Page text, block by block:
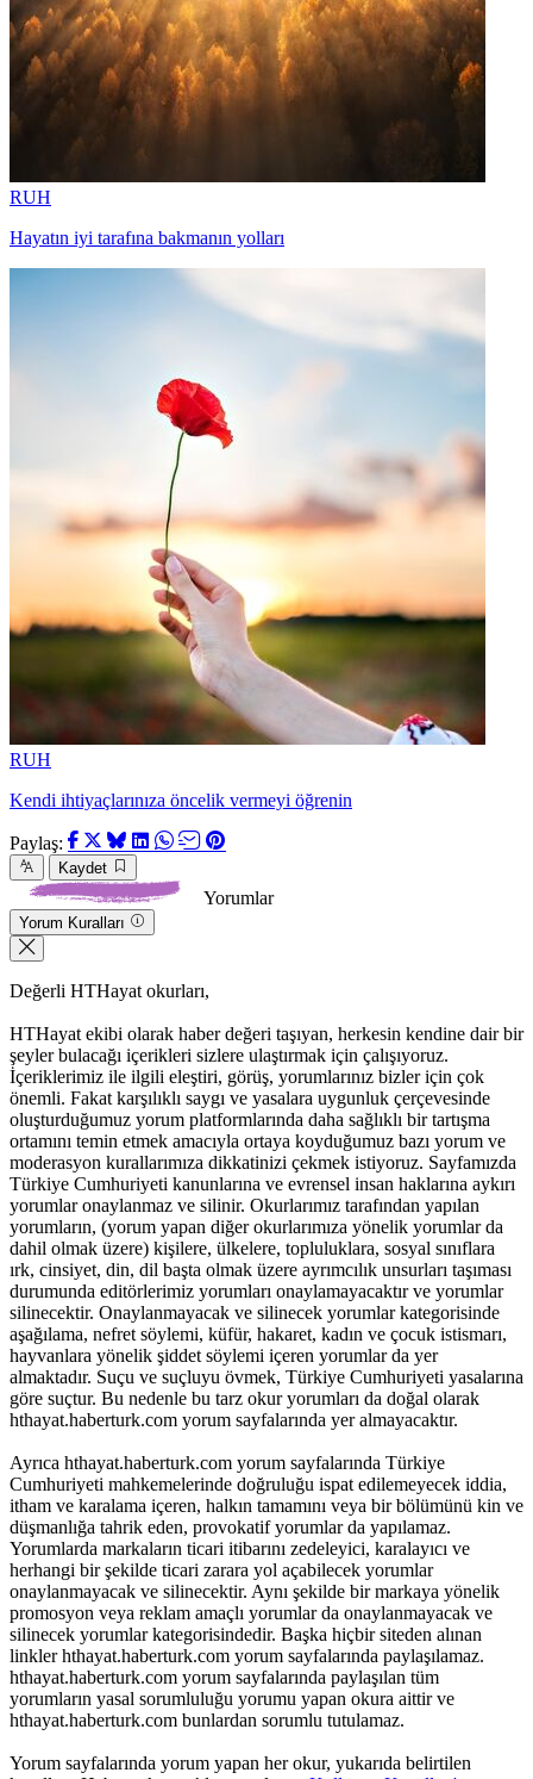
RUH
Hayatın iyi tarafına bakmanın yolları
RUH
Kendi ihtiyaçlarınıza öncelik vermeyi öğrenin
Paylaş:
Kaydet
Yorumlar
Yorum Kuralları
Değerli HTHayat okurları,
HTHayat ekibi olarak haber değeri taşıyan, herkesin kendine dair bir
şeyler bulacağı içerikleri sizlere ulaştırmak için çalışıyoruz.
İçeriklerimiz ile ilgili eleştiri, görüş, yorumlarınız bizler için çok
önemli. Fakat karşılıklı saygı ve yasalara uygunluk çerçevesinde
oluşturduğumuz yorum platformlarında daha sağlıklı bir tartışma
ortamını temin etmek amacıyla ortaya koyduğumuz bazı yorum ve
moderasyon kurallarımıza dikkatinizi çekmek istiyoruz. Sayfamızda
Türkiye Cumhuriyeti kanunlarına ve evrensel insan haklarına aykırı
yorumlar onaylanmaz ve silinir. Okurlarımız tarafından yapılan
yorumların, (yorum yapan diğer okurlarımıza yönelik yorumlar da
dahil olmak üzere) kişilere, ülkelere, topluluklara, sosyal sınıflara
ırk, cinsiyet, din, dil başta olmak üzere ayrımcılık unsurları taşıması
durumunda editörlerimiz yorumları onaylamayacaktır ve yorumlar
silinecektir. Onaylanmayacak ve silinecek yorumlar kategorisinde
aşağılama, nefret söylemi, küfür, hakaret, kadın ve çocuk istismarı,
hayvanlara yönelik şiddet söylemi içeren yorumlar da yer
almaktadır. Suçu ve suçluyu övmek, Türkiye Cumhuriyeti yasalarına
göre suçtur. Bu nedenle bu tarz okur yorumları da doğal olarak
hthayat.haberturk.com yorum sayfalarında yer almayacaktır.
Ayrıca hthayat.haberturk.com yorum sayfalarında Türkiye
Cumhuriyeti mahkemelerinde doğruluğu ispat edilemeyecek iddia,
itham ve karalama içeren, halkın tamamını veya bir bölümünü kin ve
düşmanlığa tahrik eden, provokatif yorumlar da yapılamaz.
Yorumlarda markaların ticari itibarını zedeleyici, karalayıcı ve
herhangi bir şekilde ticari zarara yol açabilecek yorumlar
onaylanmayacak ve silinecektir. Aynı şekilde bir markaya yönelik
promosyon veya reklam amaçlı yorumlar da onaylanmayacak ve
silinecek yorumlar kategorisindedir. Başka hiçbir siteden alınan
linkler hthayat.haberturk.com yorum sayfalarında paylaşılamaz.
hthayat.haberturk.com yorum sayfalarında paylaşılan tüm
yorumların yasal sorumluluğu yorumu yapan okura aittir ve
hthayat.haberturk.com bunlardan sorumlu tutulamaz.
Yorum sayfalarında yorum yapan her okur, yukarıda belirtilen